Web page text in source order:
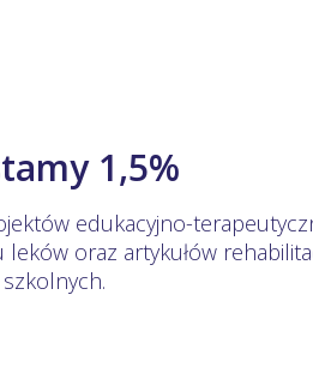
1,5%
edukacyjno-
oraz artykułów